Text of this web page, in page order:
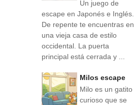
Un juego de
escape en Japonés e Inglés.
De repente te encuentras en
una vieja casa de estilo
occidental. La puerta
principal está cerrada y ...
Milos escape
Milo es un gatito
curioso que se